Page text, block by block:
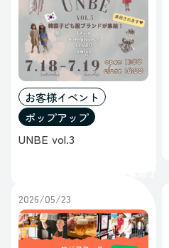
お客様イベント
ポップアップ
UNBE vol.3
2026/05/23